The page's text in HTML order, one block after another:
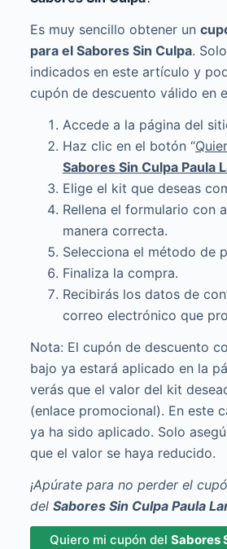
Es muy sencillo obtener un
para el Sabores Sin Culpa.
indicados en este artículo y
cupón de descuento válido en
Accede a la página del
Haz clic en el botón “
Sabores Sin Culpa Paula
Elige el kit que deseas
Rellena el formulario con
manera correcta.
Selecciona el método de
Finaliza la compra.
Recibirás los datos de
correo electrónico que
Nota: El cupón de descuento
bajo ya estará aplicado en la
verás que el valor del kit
(enlace promocional). En este
ya ha sido aplicado. Solo
que el valor se haya reducido.
¡Apúrate para no perder el
del Sabores Sin Culpa Paula
Quiero mi cupón delSabores